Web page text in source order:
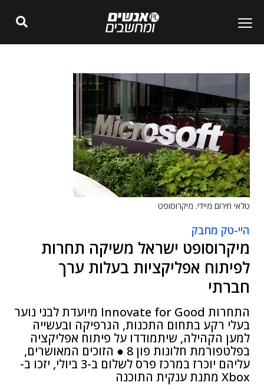
טלאי חירום מיידי. מיקרוסופט
היי-טק מחבק
מיקרוסופט ישראל משיקה תחרות
לפיתוח אפליקציות בעלות ערך
חברתי
התחרות Innovate for Good מיועדת לבני נוער
בעלי רקע בתחום התכנות, הגרפיקה ובעשייה
למען הקהילה, שיתמודדו על פיתוח אפליקציה
בפלטפורמת חלונות פון 8 ● הזוכים המאושרים,
עליהם יוכרז במרכז פרס לשלום ב-3 ביולי, יזכו ב-
Xbox מתנת ענקית התוכנה